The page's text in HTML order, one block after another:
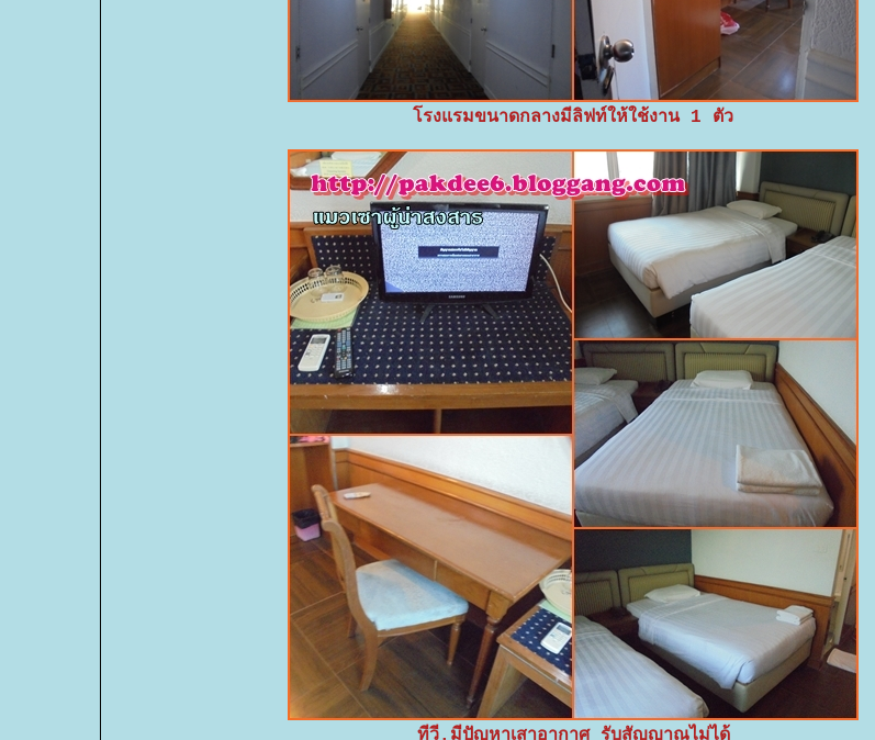
รงแรมขนาดกลางมีลิฟท์ให้ใช้งาน 1 ตัว
ทีวี.มีปัญหาเสาอากาศ รับสัญญาณไม่ได้